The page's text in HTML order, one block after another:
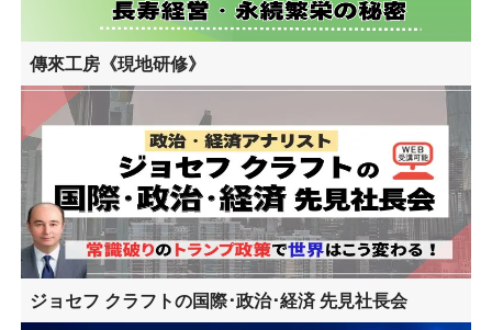
傳來工房《現地研修》
ジョセフ クラフトの国際･政治･経済 先見社長会